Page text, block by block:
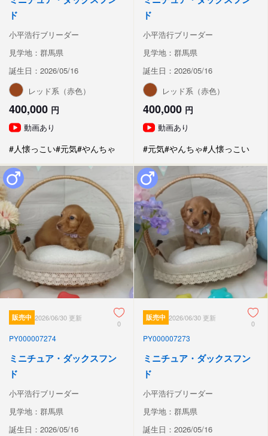
ド
小平浩行ブリーダー
見学地：群馬県
誕生日：2026/05/16
レッド系（赤色）
400,000 円
動画あり
#人懐っこい#元気#やんちゃ
ド
小平浩行ブリーダー
見学地：群馬県
誕生日：2026/05/16
レッド系（赤色）
400,000 円
動画あり
#元気#やんちゃ#人懐っこい
販売中 2026/06/30 更新
0
PY000007274
ミニチュア・ダックスフン
ド
小平浩行ブリーダー
見学地：群馬県
誕生日：2026/05/16
販売中 2026/06/30 更新
0
PY000007273
ミニチュア・ダックスフン
ド
小平浩行ブリーダー
見学地：群馬県
誕生日：2026/05/16